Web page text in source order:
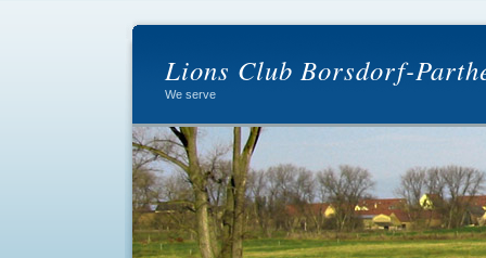
Lions Club Borsdorf-
We serve